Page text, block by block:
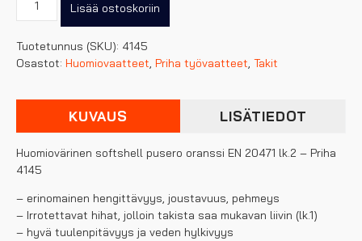
softshell
oranssi
EN
lk.2
Lisää ostoskoriin
Tuotetunnus (SKU): 4145
Osastot: Huomiovaatteet, Priha työvaatteet, Takit
KUVAUS LISÄTIEDOT
Huomiovärinen softshell pusero oranssi EN 20471 lk.2 – Priha
4145
– erinomainen hengittävyys, joustavuus, pehmeys
– Irrotettavat hihat, jolloin takista saa mukavan liivin (lk.1)
– hyvä tuulenpitävyys ja veden hylkivyys